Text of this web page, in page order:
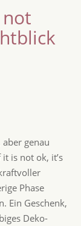
genau
is not ok, it’s
Phase
Ein Geschenk,
Deko-